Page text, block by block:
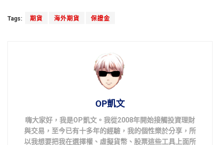
Tags: 期貨 海外期貨 保證金
OP凱文
嗨大家好，我是OP凱文。我從2008年開始接觸投資理財
與交易，至今已有十多年的經驗，我的個性樂於分享，所
以我想要把我在選擇權、虛擬貨幣、股票這些工具上面所